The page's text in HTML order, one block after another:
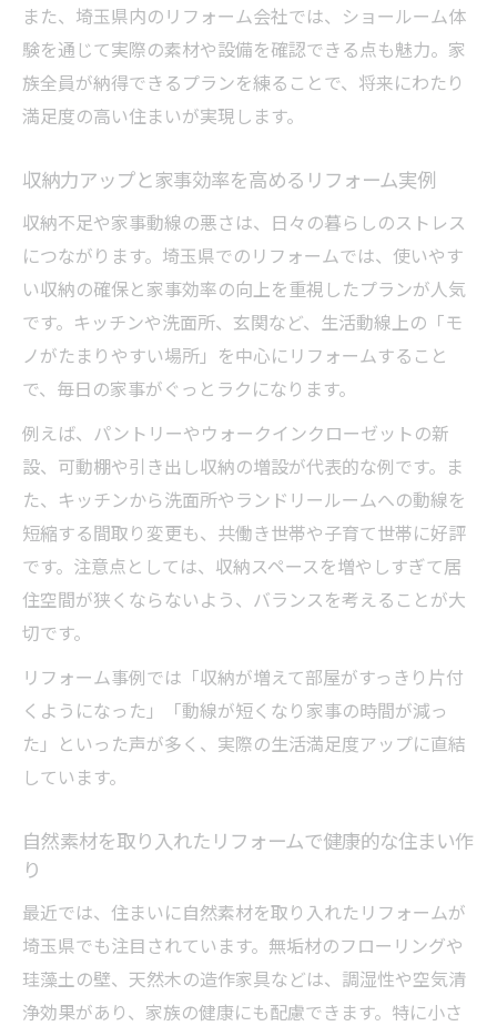
また、埼玉県内のリフォーム会社では、ショールーム体
験を通じて実際の素材や設備を確認できる点も魅力。家
族全員が納得できるプランを練ることで、将来にわたり
満足度の高い住まいが実現します。
収納力アップと家事効率を高めるリフォーム実例
収納不足や家事動線の悪さは、日々の暮らしのストレス
につながります。埼玉県でのリフォームでは、使いやす
い収納の確保と家事効率の向上を重視したプランが人気
です。キッチンや洗面所、玄関など、生活動線上の「モ
ノがたまりやすい場所」を中心にリフォームすること
で、毎日の家事がぐっとラクになります。
例えば、パントリーやウォークインクローゼットの新
設、可動棚や引き出し収納の増設が代表的な例です。ま
た、キッチンから洗面所やランドリールームへの動線を
短縮する間取り変更も、共働き世帯や子育て世帯に好評
です。注意点としては、収納スペースを増やしすぎて居
住空間が狭くならないよう、バランスを考えることが大
切です。
リフォーム事例では「収納が増えて部屋がすっきり片付
くようになった」「動線が短くなり家事の時間が減っ
た」といった声が多く、実際の生活満足度アップに直結
しています。
自然素材を取り入れたリフォームで健康的な住まい作
り
最近では、住まいに自然素材を取り入れたリフォームが
埼玉県でも注目されています。無垢材のフローリングや
珪藻土の壁、天然木の造作家具などは、調湿性や空気清
浄効果があり、家族の健康にも配慮できます。特に小さ